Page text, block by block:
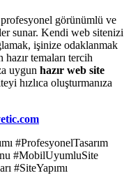
profesyonel görünümlü ve
sunar. Kendi web sitenizi
işinize odaklanmak
temaları tercih
uygun hazır web site
hızlıca oluşturmanıza
#ProfesyonelTasarım
#MobilUyumluSite
#SiteYapımı